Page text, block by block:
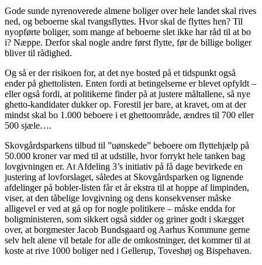
Gode sunde nyrenoverede almene boliger over hele landet skal rives
ned, og beboerne skal tvangsflyttes. Hvor skal de flyttes hen? Til
nyopførte boliger, som mange af beboerne slet ikke har råd til at bo
i? Næppe. Derfor skal nogle andre først flytte, før de billige boliger
bliver til rådighed.
Og så er der risikoen for, at det nye bosted på et tidspunkt også
ender på ghettolisten. Enten fordi at betingelserne er blevet opfyldt –
eller også fordi, at politikerne finder på at justere måltallene, så nye
ghetto-kandidater dukker op. Forestil jer bare, at kravet, om at der
mindst skal bo 1.000 beboere i et ghettoområde, ændres til 700 eller
500 sjæle….
Skovgårdsparkens tilbud til ”uønskede” beboere om flyttehjælp på
50.000 kroner var med til at udstille, hvor forrykt hele tanken bag
lovgivningen er. At Afdeling 3’s initiativ på få dage bevirkede en
justering af lovforslaget, således at Skovgårdsparken og lignende
afdelinger på bobler-listen får et år ekstra til at hoppe af limpinden,
viser, at den tåbelige lovgivning og dens konsekvenser måske
alligevel er ved at gå op for nogle politikere – måske endda for
boligministeren, som sikkert også sidder og griner godt i skægget
over, at borgmester Jacob Bundsgaard og Aarhus Kommune gerne
selv helt alene vil betale for alle de omkostninger, det kommer til at
koste at rive 1000 boliger ned i Gellerup, Toveshøj og Bispehaven.